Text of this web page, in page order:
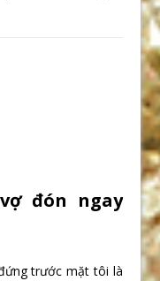
đón ngay
trước mặt tôi là